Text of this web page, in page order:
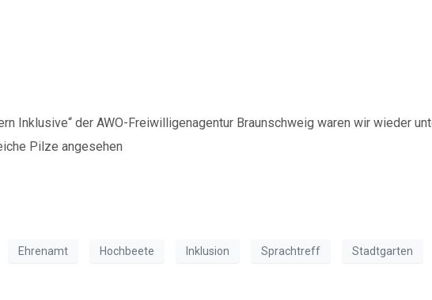
Inklusive“ der AWO-Freiwilligenagentur Braunschweig waren wir wieder
Pilze angesehen
Ehrenamt Hochbeete Inklusion Sprachtreff Stadtgarten